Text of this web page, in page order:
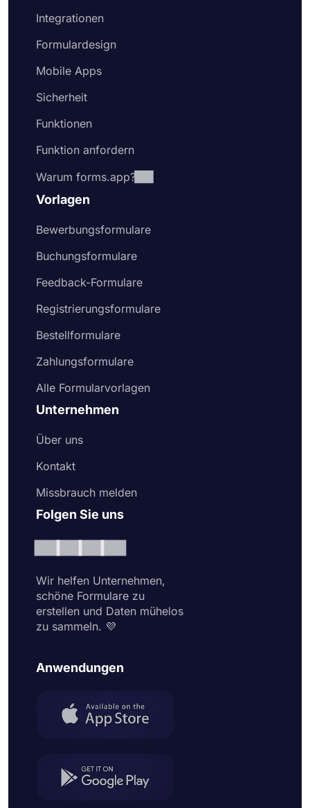
Integrationen
Formulardesign
Mobile Apps
Sicherheit
Funktionen
Funktion anfordern
Warum forms.app?
Vorlagen
Bewerbungsformulare
Buchungsformulare
Feedback-Formulare
Registrierungsformulare
Bestellformulare
Zahlungsformulare
Alle Formularvorlagen
Unternehmen
Über uns
Kontakt
Missbrauch melden
Folgen Sie uns
Wir helfen Unternehmen,
schöne Formulare zu
erstellen und Daten mühelos
zu sammeln. 💜
Anwendungen